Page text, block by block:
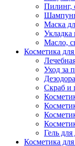
Пилинг,
Маска
Укладка
Масло,
Косметика для
Уход за
Скраб и
Гель
Косметика